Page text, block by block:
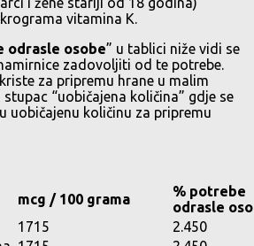
vitamina K.
odrasle osobe” u tablici niže vidi se
zadovoljiti od te potrebe.
za pripremu hrane u malim
“uobičajena količina” gdje se
uobičajenu količinu za pripremu
mcg / 100 grama
% potrebe
odrasle
1715
2.450